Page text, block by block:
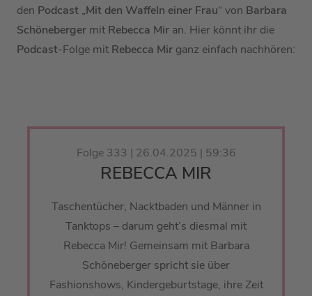
den Podcast „Mit den Waffeln einer Frau“ von Barbara
Schöneberger mit Rebecca Mir an. Hier könnt ihr die
Podcast-Folge mit Rebecca Mir ganz einfach nachhören:
Folge 333 | 26.04.2025 | 59:36
REBECCA MIR
Taschentücher, Nacktbaden und Männer in
Tanktops – darum geht’s diesmal mit
Rebecca Mir! Gemeinsam mit Barbara
Schöneberger spricht sie über
Fashionshows, Kindergeburtstage, ihre Zeit